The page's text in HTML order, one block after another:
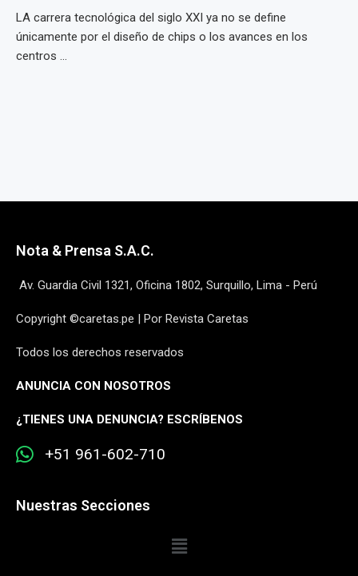
LA carrera tecnológica del siglo XXI ya no se define
únicamente por el diseño de chips o los avances en los
centros ...
Nota & Prensa S.A.C.
Av. Guardia Civil 1321, Oficina 1802, Surquillo, Lima - Perú
Copyright ©caretas.pe | Por Revista Caretas
Todos los derechos reservados
ANUNCIA CON NOSOTROS
¿TIENES UNA DENUNCIA? ESCRÍBENOS
+51 961-602-710
Nuestras Secciones